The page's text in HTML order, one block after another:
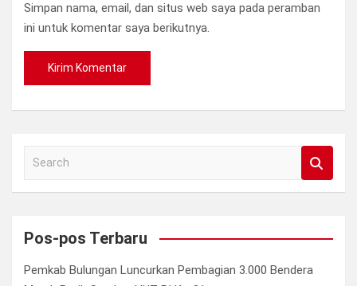
Simpan nama, email, dan situs web saya pada peramban
ini untuk komentar saya berikutnya.
a
c
Pos-pos Terbaru
Pemkab Bulungan Luncurkan Pembagian 3.000 Bendera